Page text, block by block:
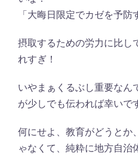
「大晦日限定でカゼを予防
摂取するための労力に比し
れすぎ！
いやまぁくるぶし重要な
が少しでも伝われば幸いで
何にせよ、教育がどうとか
ゃなくて、純粋に地方自治